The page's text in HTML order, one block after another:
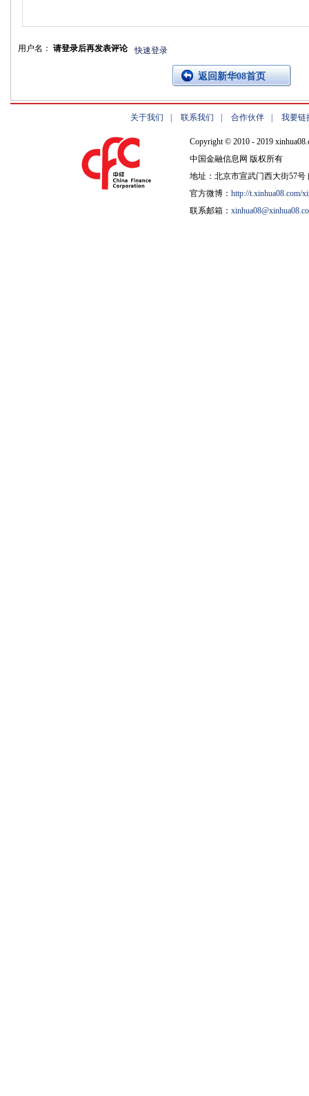
用户名： 请登录后再发表评论 快速登录
返回新华08首页
关于我们 联系我们 合作伙伴 我要链
Copyright © 2010 - 2019
中国金融信息网 版权所有
地址：北京市宣武门西大街57号
官方微博： http://t.xinhua08.com/
联系邮箱：